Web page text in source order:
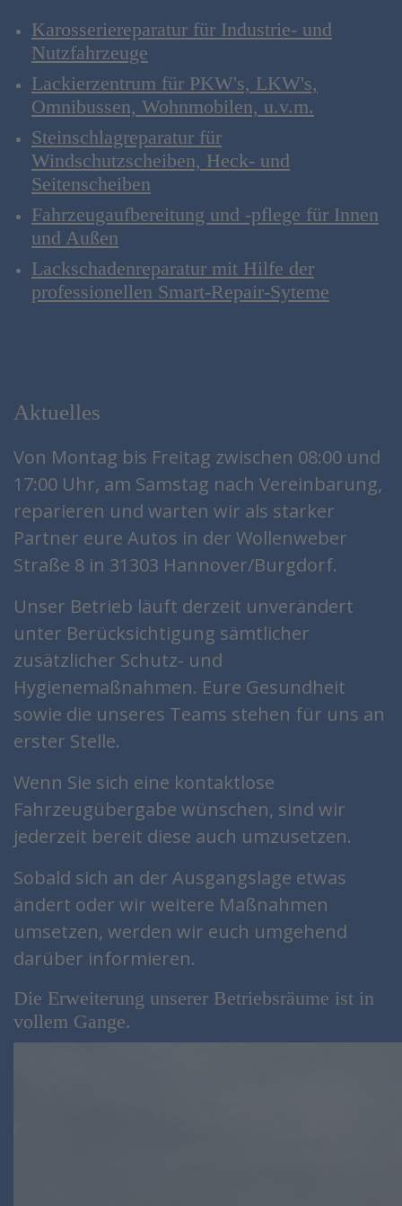
Mehr Informationen
Akzeptieren
powered byUsercentrics
Consent Management
Platform&eRecht24
Karosseriereparatur für Industrie- und
Nutzfahrzeuge
Lackierzentrum für PKW's, LKW's,
Omnibussen, Wohnmobilen, u.v.m.
Steinschlagreparatur für
Windschutzscheiben, Heck- und
Seitenscheiben
Fahrzeugaufbereitung und -pflege für Innen
und Außen
Lackschadenreparatur mit Hilfe der
professionellen Smart-Repair-Syteme
Aktuelles
Von Montag bis Freitag zwischen 08:00 und
17:00 Uhr, am Samstag nach Vereinbarung,
reparieren und warten wir als starker
Partner eure Autos in der Wollenweber
Straße 8 in 31303 Hannover/Burgdorf.
Unser Betrieb läuft derzeit unverändert
unter Berücksichtigung sämtlicher
zusätzlicher Schutz- und
Hygienemaßnahmen. Eure Gesundheit
sowie die unseres Teams stehen für uns an
erster Stelle.
Wenn Sie sich eine kontaktlose
Fahrzeugübergabe wünschen, sind wir
jederzeit bereit diese auch umzusetzen.
Sobald sich an der Ausgangslage etwas
ändert oder wir weitere Maßnahmen
umsetzen, werden wir euch umgehend
darüber informieren.
Die Erweiterung unserer Betriebsräume ist in
vollem Gange.